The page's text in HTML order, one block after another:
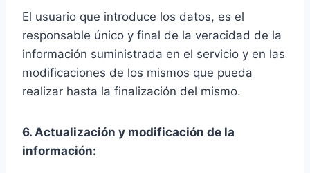
El usuario que introduce los datos, es el
responsable único y final de la veracidad de la
información suministrada en el servicio y en las
modificaciones de los mismos que pueda
realizar hasta la finalización del mismo.
6. Actualización y modificación de la
información: